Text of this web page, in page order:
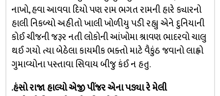
નાખો, હવા આવવા દિયો પણ રામ ભગત રામની હારે ક્યારનો
હાલી નિકળ્યો અહીતો ખાલી ખોળીયુ પડી રહ્યુ એને દુનિયાની
કોઈ ચીજની જરૂર નતી લોકોની આંખોમા શ્રાવણ ભાદરવો ચાલુ
થઈ ગયો ત્યા બેઠેલા કાયમીક ભક્તો માટે વૈકુંઠ જવાનો લાહ્વો
ગુમાવ્યોના પસ્તાવા સિવાય બીજુ કંઈ ન હતુ.
.હંસો રાજા હાલ્યો એજી પીંજર એના પડ્યા રે મેલી